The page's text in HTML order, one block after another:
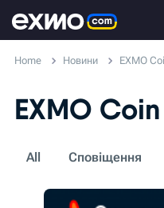
Home Новини EXMO
EXMO
All Сповіщення